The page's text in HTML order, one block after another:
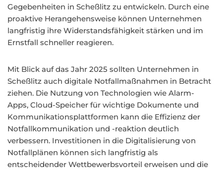
Gegebenheiten in Scheßlitz zu entwickeln. Durch eine
proaktive Herangehensweise können Unternehmen
langfristig ihre Widerstandsfähigkeit stärken und im
Ernstfall schneller reagieren.
Mit Blick auf das Jahr 2025 sollten Unternehmen in
Scheßlitz auch digitale Notfallmaßnahmen in Betracht
ziehen. Die Nutzung von Technologien wie Alarm-
Apps, Cloud-Speicher für wichtige Dokumente und
Kommunikationsplattformen kann die Effizienz der
Notfallkommunikation und -reaktion deutlich
verbessern. Investitionen in die Digitalisierung von
Notfallplänen können sich langfristig als
entscheidender Wettbewerbsvorteil erweisen und die